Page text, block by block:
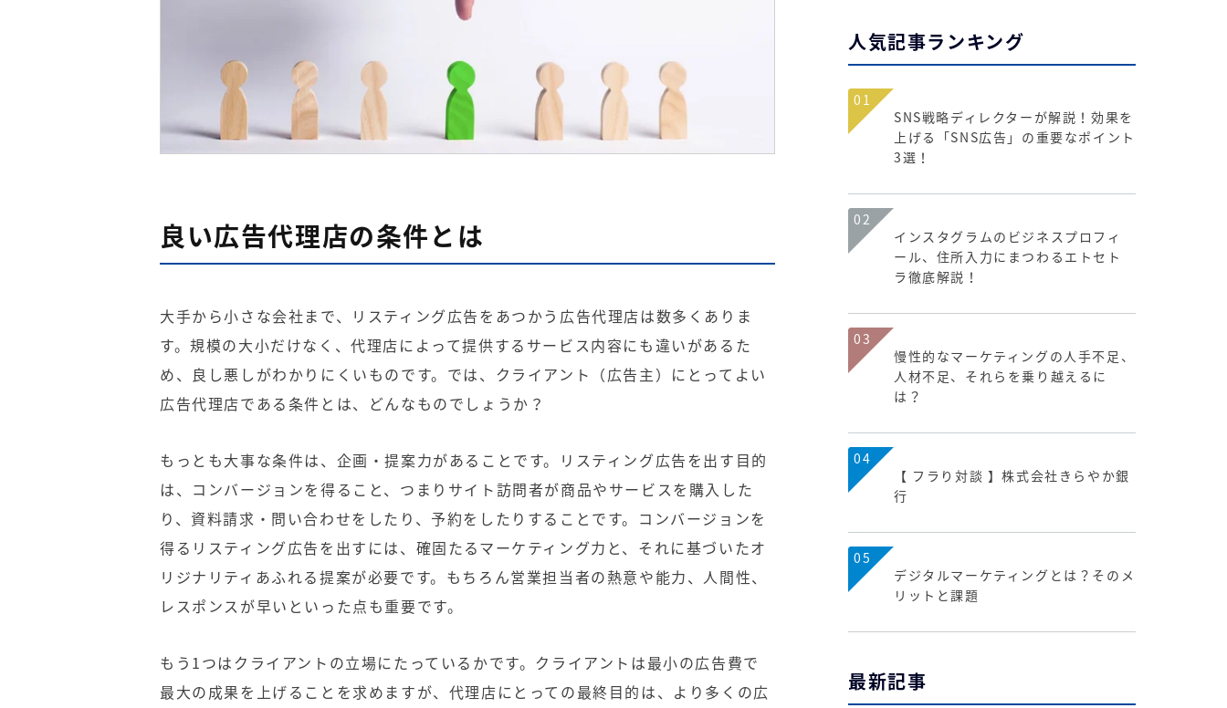
良い広告代理店の条件とは
大手から小さな会社まで、リスティング広告をあつかう広告代理店は数多くありま
す。規模の大小だけなく、代理店によって提供するサービス内容にも違いがあるた
め、良し悪しがわかりにくいものです。では、クライアント（広告主）にとってよい
広告代理店である条件とは、どんなものでしょうか？
もっとも大事な条件は、企画・提案力があることです。リスティング広告を出す目的
は、コンバージョンを得ること、つまりサイト訪問者が商品やサービスを購入した
り、資料請求・問い合わせをしたり、予約をしたりすることです。コンバージョンを
得るリスティング広告を出すには、確固たるマーケティング力と、それに基づいたオ
リジナリティあふれる提案が必要です。もちろん営業担当者の熱意や能力、人間性、
レスポンスが早いといった点も重要です。
もう1つはクライアントの立場にたっているかです。クライアントは最小の広告費で
最大の成果を上げることを求めますが、代理店にとっての最終目的は、より多くの広
人気記事ランキング
01
SNS戦略ディレクターが解説！効果を
上げる「SNS広告」の重要なポイント
3選！
02
インスタグラムのビジネスプロフィ
ール、住所入力にまつわるエトセト
ラ徹底解説！
03
慢性的なマーケティングの人手不足、
人材不足、それらを乗り越えるに
は？
04
【 フラり対談 】株式会社きらやか銀
行
05
デジタルマーケティングとは？そのメ
リットと課題
最新記事